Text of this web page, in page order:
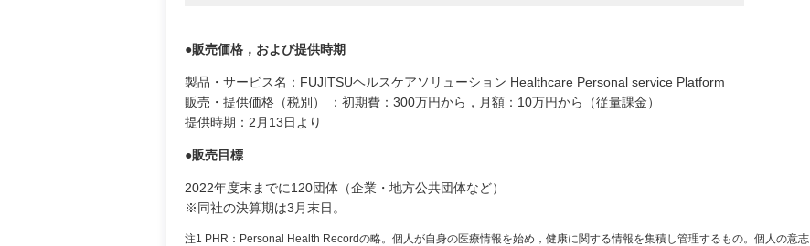
●販売価格，および提供時期
製品・サービス名：FUJITSUヘルスケアソリューション Healthcare Personal service Platform
販売・提供価格（税別） ：初期費：300万円から，月額：10万円から（従量課金）
提供時期：2月13日より
●販売目標
2022年度末までに120団体（企業・地方公共団体など）
※同社の決算期は3月末日。
注1 PHR：Personal Health Recordの略。個人が自身の医療情報を始め，健康に関する情報を集積し管理するもの。個人の意志